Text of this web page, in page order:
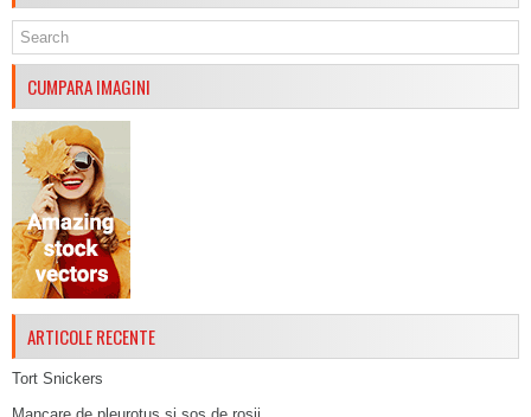
CUMPARA IMAGINI
ARTICOLE RECENTE
Tort Snickers